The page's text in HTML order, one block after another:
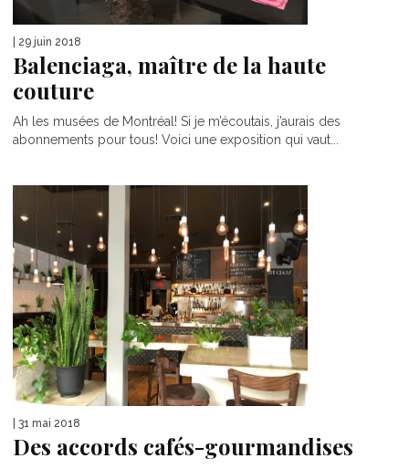
| 29 juin 2018
Balenciaga, maître de la haute
couture
Ah les musées de Montréal! Si je m’écoutais, j’aurais des
abonnements pour tous! Voici une exposition qui vaut...
| 31 mai 2018
Des accords cafés-gourmandises